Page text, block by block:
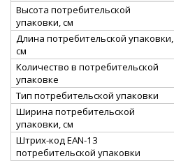
Высота потребительской
упаковки, см
Длина потребительской упаковки,
см
Количество в потребительской
упаковке
Тип потребительской упаковки
Ширина потребительской
упаковки, см
Штрих-код EAN-13
потребительской упаковки